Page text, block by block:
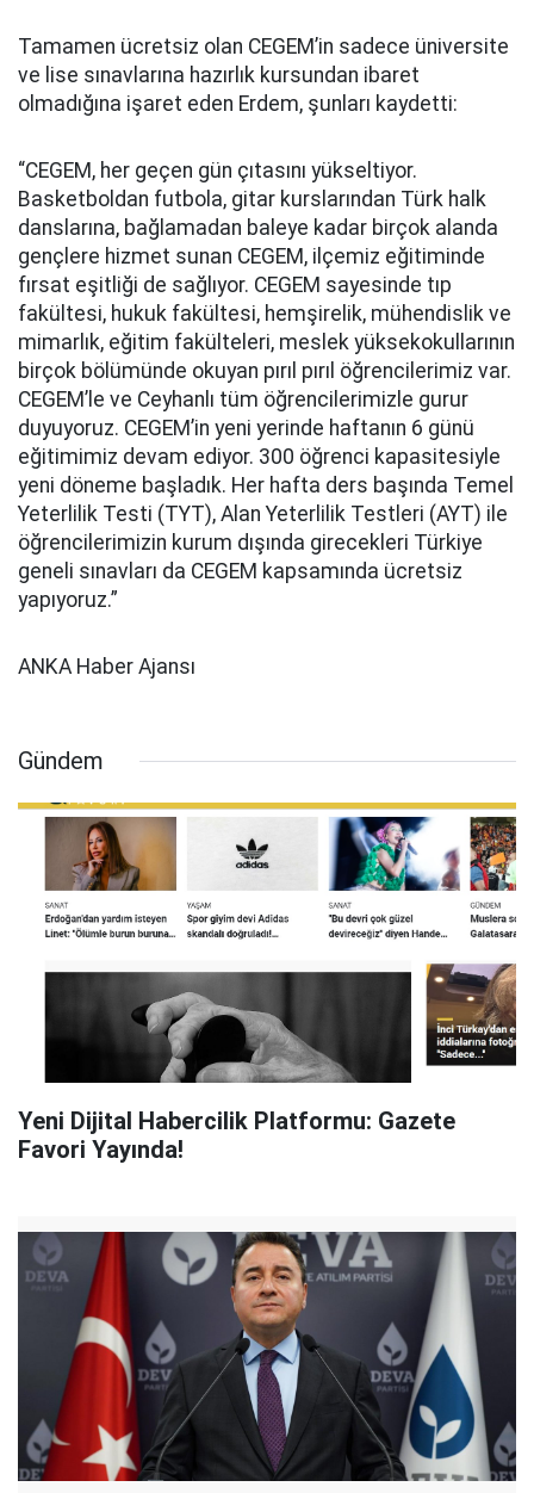
Tamamen ücretsiz olan CEGEM’in sadece üniversite
ve lise sınavlarına hazırlık kursundan ibaret
olmadığına işaret eden Erdem, şunları kaydetti:
“CEGEM, her geçen gün çıtasını yükseltiyor.
Basketboldan futbola, gitar kurslarından Türk halk
danslarına, bağlamadan baleye kadar birçok alanda
gençlere hizmet sunan CEGEM, ilçemiz eğitiminde
fırsat eşitliği de sağlıyor. CEGEM sayesinde tıp
fakültesi, hukuk fakültesi, hemşirelik, mühendislik ve
mimarlık, eğitim fakülteleri, meslek yüksekokullarının
birçok bölümünde okuyan pırıl pırıl öğrencilerimiz var.
CEGEM’le ve Ceyhanlı tüm öğrencilerimizle gurur
duyuyoruz. CEGEM’in yeni yerinde haftanın 6 günü
eğitimimiz devam ediyor. 300 öğrenci kapasitesiyle
yeni döneme başladık. Her hafta ders başında Temel
Yeterlilik Testi (TYT), Alan Yeterlilik Testleri (AYT) ile
öğrencilerimizin kurum dışında girecekleri Türkiye
geneli sınavları da CEGEM kapsamında ücretsiz
yapıyoruz.”
ANKA Haber Ajansı
Gündem
Yeni Dijital Habercilik Platformu: Gazete
Favori Yayında!